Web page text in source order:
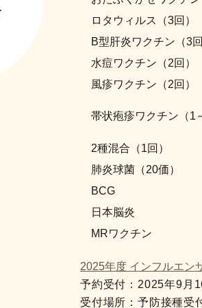
ロタウィルス（3回）
B型肝炎ワクチン（3回
水痘ワクチン（2回）
風疹ワクチン（2回）
帯状疱疹ワクチン（1
2種混合（1回）
肺炎球菌（20価）
BCG
日本脳炎
MRワクチン
2025年度 インフルエン
予約受付：2025年9月
受付場所：予防接種受